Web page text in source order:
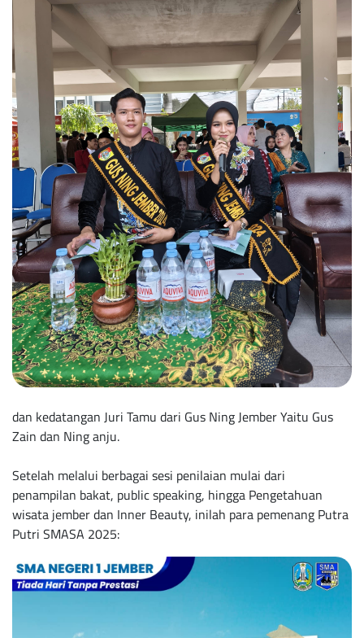
dan kedatangan Juri Tamu dari Gus Ning Jember Yaitu Gus
Zain dan Ning anju.
Setelah melalui berbagai sesi penilaian mulai dari
penampilan bakat, public speaking, hingga Pengetahuan
wisata jember dan Inner Beauty, inilah para pemenang Putra
Putri SMASA 2025: